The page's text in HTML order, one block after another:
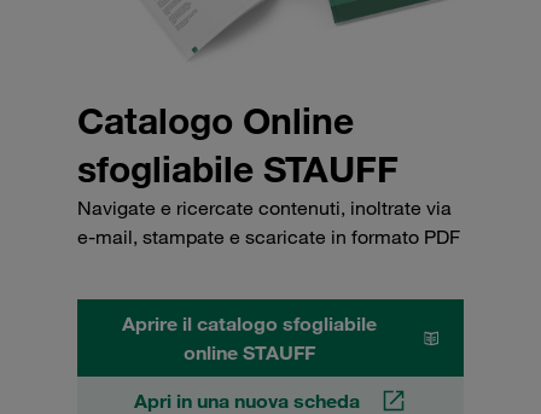
Catalogo Online
sfogliabile STAUFF
Navigate e ricercate contenuti, inoltrate via
e-mail, stampate e scaricate in formato PDF
Aprire il catalogo sfogliabile
online STAUFF
Apri in una nuova scheda